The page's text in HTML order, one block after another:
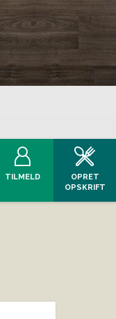
TILMELD
OPRET
OPSKRIFT